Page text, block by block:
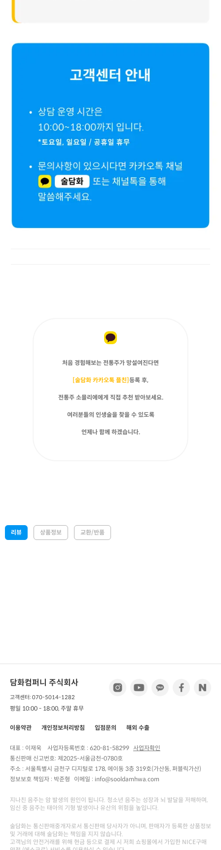
처음 경험해보는 전통주가 망설여진다면
[술담화 카카오톡 플친] 등록 후,
전통주 소믈리에에게 직접 추천 받아보세요.
여러분들의 인생술을 찾을 수 있도록
언제나 함께 하겠습니다.
리뷰 상품정보 교환/반품
담화컴퍼니 주식회사
고객센터: 070-5014-1282
평일 10:00 - 18:00, 주말 휴무
이용약관 개인정보처리방침 입점문의 해외 수출
대표 : 이재욱 사업자등록번호 : 620-81-58299 사업자확인
통신판매 신고번호: 제2025-서울금천-0780호
주소 : 서울특별시 금천구 디지털로 178, 에이동 3층 319호(가산동, 퍼블릭가산)
정보보호 책임자 : 박준형 이메일 : info@sooldamhwa.com
지나친 음주는 암 발생의 원인이 됩니다. 청소년 음주는 성장과 뇌 발달을 저해하며,
임신 중 음주는 태아의 기형 발생이나 유산의 위험을 높입니다.
술담화는 통신판매중개자로서 통신판매 당사자가 아니며, 판매자가 등록한 상품정보
및 거래에 대해 술담화는 책임을 지지 않습니다.
고객님의 안전거래를 위해 현금 등으로 결제 시 저희 쇼핑몰에서 가입한 NICE구매